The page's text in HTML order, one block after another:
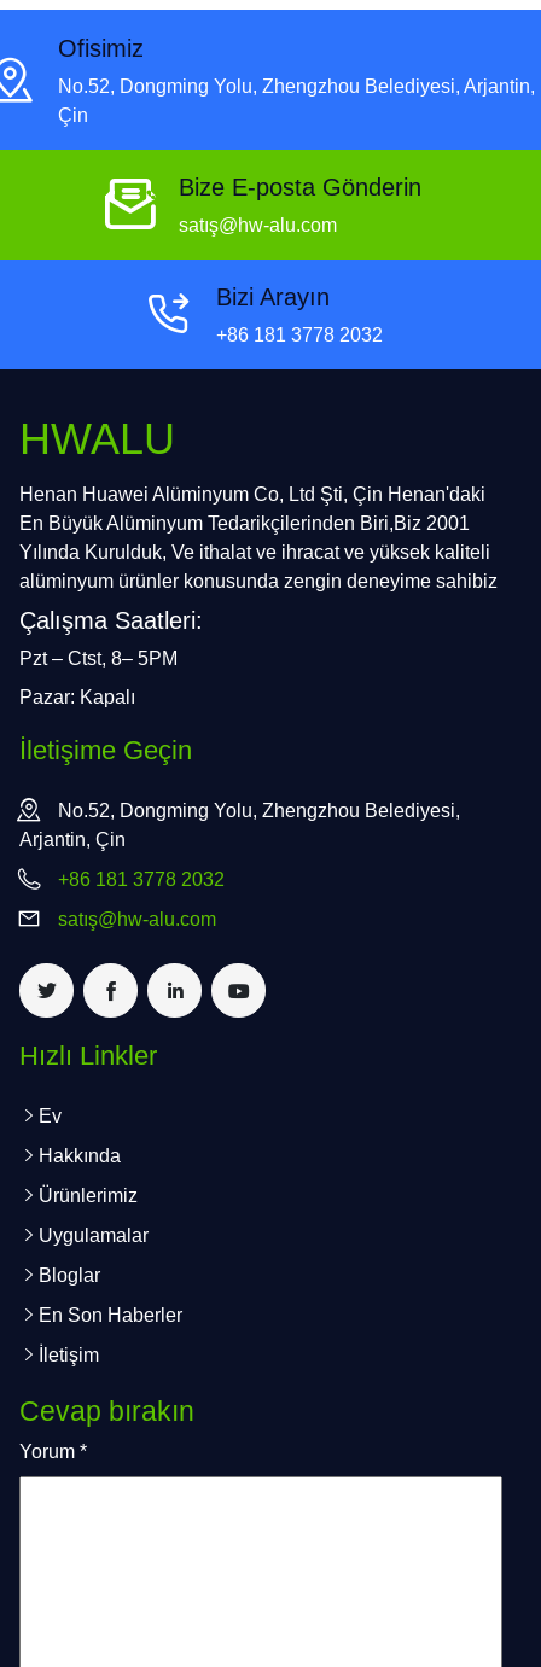
Ofisimiz
No.52, Dongming Yolu, Zhengzhou Belediyesi, Arjantin,
Çin
Bize E-posta Gönderin
satış@hw-alu.com
Bizi Arayın
+86 181 3778 2032
HWALU
Henan Huawei Alüminyum Co, Ltd Şti, Çin Henan'daki
En Büyük Alüminyum Tedarikçilerinden Biri,Biz 2001
Yılında Kurulduk, Ve ithalat ve ihracat ve yüksek kaliteli
alüminyum ürünler konusunda zengin deneyime sahibiz
Çalışma Saatleri:
Pzt – Ctst, 8– 5PM
Pazar: Kapalı
İletişime Geçin
No.52, Dongming Yolu, Zhengzhou Belediyesi,
Arjantin, Çin
+86 181 3778 2032
satış@hw-alu.com
Hızlı Linkler
Ev
Hakkında
Ürünlerimiz
Uygulamalar
Bloglar
En Son Haberler
İletişim
Cevap bırakın
Yorum *